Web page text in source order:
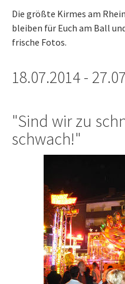
Die größte Kirmes am
bleiben für Euch am Ball
frische Fotos.
18.07.2014 -
"Sind wir zu
schwach!"